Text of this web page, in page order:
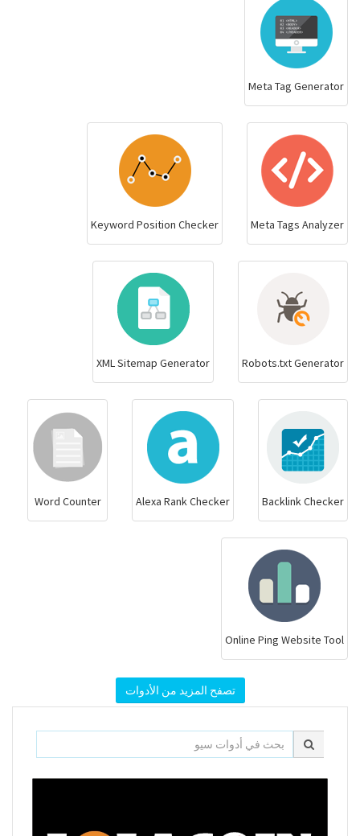
Meta Tag Generator
Meta Tags Analyzer
Keyword Position Checker
Robots.txt Generator
XML Sitemap Generator
Backlink Checker
Alexa Rank Checker
Word Counter
Online Ping Website Tool
تصفح المزيد من الأدوات